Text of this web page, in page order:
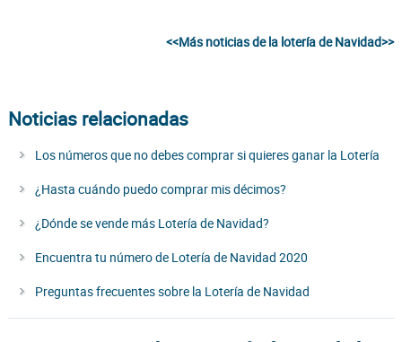
<<Más noticias de la lotería de Navidad>>
Noticias relacionadas
Los números que no debes comprar si quieres ganar la Lotería
¿Hasta cuándo puedo comprar mis décimos?
¿Dónde se vende más Lotería de Navidad?
Encuentra tu número de Lotería de Navidad 2020
Preguntas frecuentes sobre la Lotería de Navidad